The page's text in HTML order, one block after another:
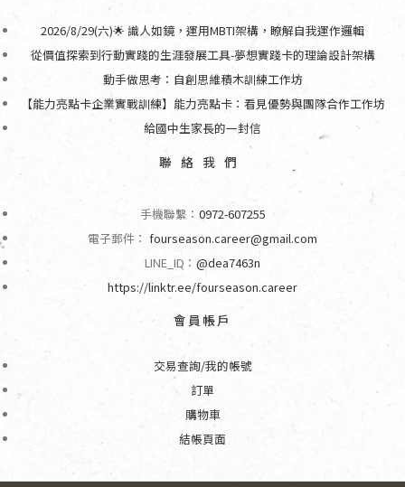
2026/8/29(六)🌟 識人如鏡，運用MBTI架構，瞭解自我運作邏輯
從價值探索到行動實踐的生涯發展工具-夢想實踐卡的理論設計架構
動手做思考：自創思維積木訓練工作坊
【能力亮點卡企業實戰訓練】能力亮點卡：看見優勢與團隊合作工作坊
給國中生家長的一封信
聯絡我們
手機聯繫： 0972-607255
電子郵件： fourseason.career@gmail.com
LINE_ID： @dea7463n
https://linktr.ee/fourseason.career
會員帳戶
交易查詢/我的帳號
訂單
購物車
結帳頁面